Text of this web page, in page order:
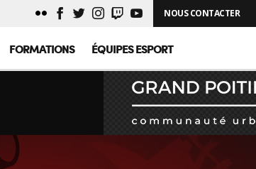
NOUS CONTACTER
FORMATIONS ÉQUIPES ESPORT